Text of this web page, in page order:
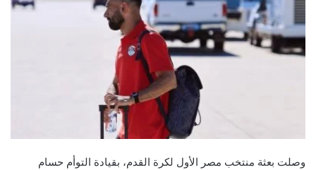
وصلت بعثة منتخب مصر الأول لكرة القدم، بقيادة التوأم حسام